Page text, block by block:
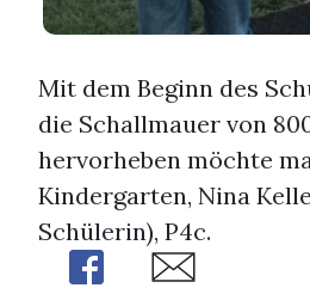
Mit dem Beginn des
die Schallmauer von
hervorheben möchte
Kindergarten, Nina
Schülerin), P4c.
Share
Share